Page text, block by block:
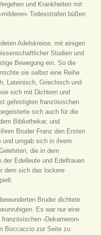
und Krankheiten mit
Todesstrafen büßen
Adelskreise, mit einigen
Studien und
Bewegung ein. So die
sie selbst eine Reihe
Lateinisch, Griechisch und
sich mit Dichtern und
gefestigten französischen
sich auch für die
Bibliothekar, und
Bruder Franz den Ersten
und umgab sich in ihrem
die in dem
der Edelleute und Edelfrauen
dem sich das lockere
Bruder dichtete
Es war nur eine
›Dekameron‹
Boccaccio zur Seite zu